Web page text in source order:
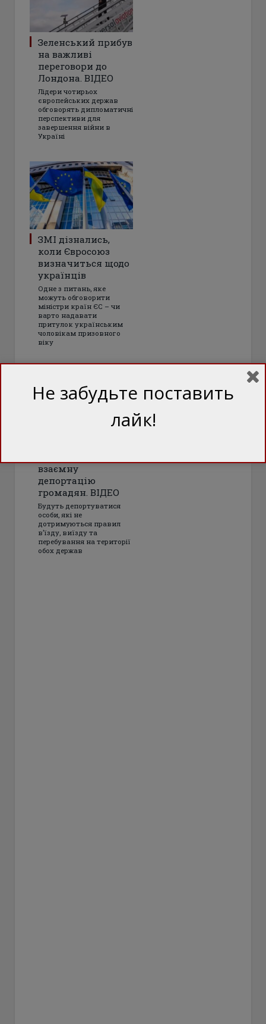
Зеленський прибув
на важливі
переговори до
Лондона. ВІДЕО
Лідери чотирьох
європейських держав
обговорять дипломатичні
перспективи для
завершення війни в
Україні
ЗМІ дізнались,
коли Євросоюз
визначиться щодо
українців
Одне з питань, яке
можуть обговорити
міністри країн ЄС – чи
варто надавати
притулок українським
чоловікам призовного
віку
взаємну
депортацію
громадян. ВІДЕО
Будуть депортуватися
особи, які не
дотримуються правил
в’їзду, виїзду та
перебування на території
обох держав
Не забудьте поставить
лайк!